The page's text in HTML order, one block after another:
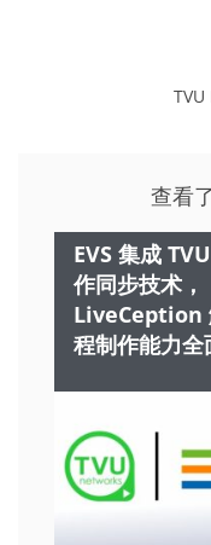
TVU
查看
EVS 集成
作同步技术，
LiveCeption
程制作能力全